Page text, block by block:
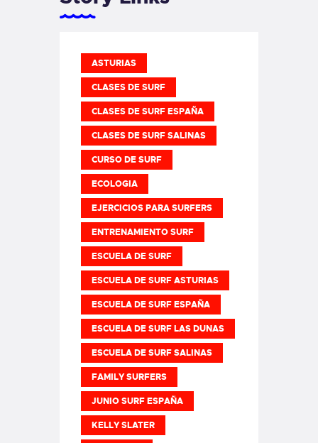
ASTURIAS
CLASES DE SURF
CLASES DE SURF ESPAÑA
CLASES DE SURF SALINAS
CURSO DE SURF
ECOLOGIA
EJERCICIOS PARA SURFERS
ENTRENAMIENTO SURF
ESCUELA DE SURF
ESCUELA DE SURF ASTURIAS
ESCUELA DE SURF ESPAÑA
ESCUELA DE SURF LAS DUNAS
ESCUELA DE SURF SALINAS
FAMILY SURFERS
JUNIO SURF ESPAÑA
KELLY SLATER